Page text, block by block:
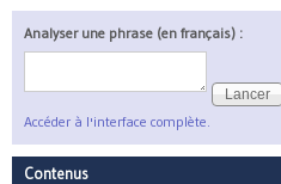
Analyser une phrase (en français) :
Accéder à l'interface complète.
Contenus